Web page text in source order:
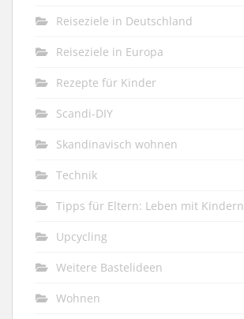
Reiseziele in Deutschland
Reiseziele in Europa
Rezepte für Kinder
Scandi-DIY
Skandinavisch wohnen
Technik
Tipps für Eltern: Leben mit Kindern
Upcycling
Weitere Bastelideen
Wohnen